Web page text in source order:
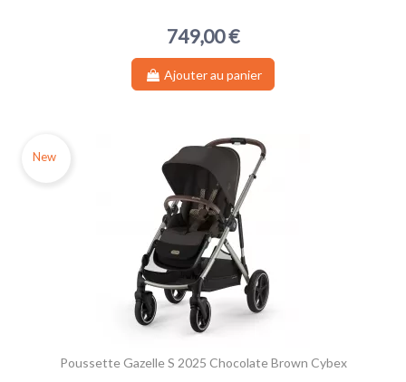
749,00 €
Ajouter au panier
New
Poussette Gazelle S 2025 Chocolate Brown Cybex